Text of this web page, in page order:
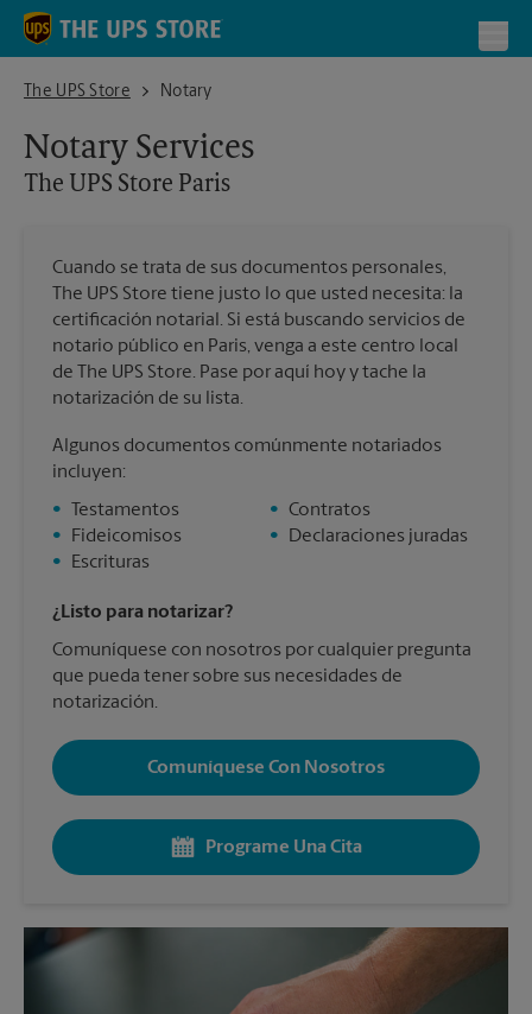
Skip to content
Return to Nav
The UPS Store
The UPS Store ParisNotary
Notary Services
The UPS Store Paris
Cuando se trata de sus documentos personales,
The UPS Store tiene justo lo que usted necesita: la
certificación notarial. Si está buscando servicios de
notario público en Paris, venga a este centro local
de The UPS Store. Pase por aquí hoy y tache la
notarización de su lista.
Algunos documentos comúnmente notariados
incluyen:
•
Testamentos
•
Fideicomisos
•
Escrituras
• Contratos
•
Declaraciones juradas
¿Listo para notarizar?
Comuníquese con nosotros por cualquier pregunta
que pueda tener sobre sus necesidades de
notarización.
Comuníquese Con Nosotros
Programe Una Cita